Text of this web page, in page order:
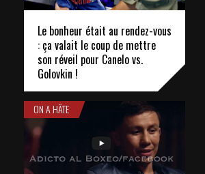
Le bonheur était au rendez-vous
: ça valait le coup de mettre
son réveil pour Canelo vs.
Golovkin !
ON A HÂTE